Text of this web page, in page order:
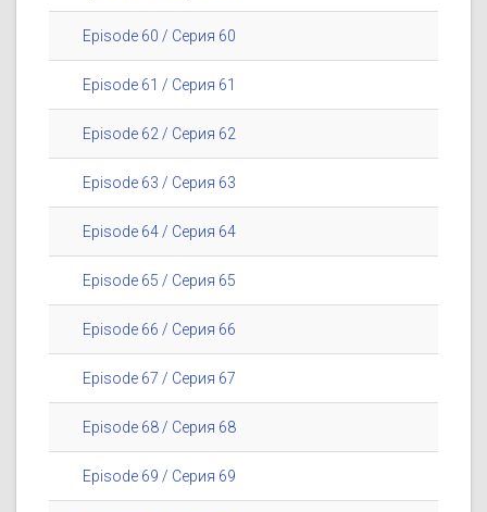
Episode 60 / Серия 60
Episode 61 / Серия 61
Episode 62 / Серия 62
Episode 63 / Серия 63
Episode 64 / Серия 64
Episode 65 / Серия 65
Episode 66 / Серия 66
Episode 67 / Серия 67
Episode 68 / Серия 68
Episode 69 / Серия 69